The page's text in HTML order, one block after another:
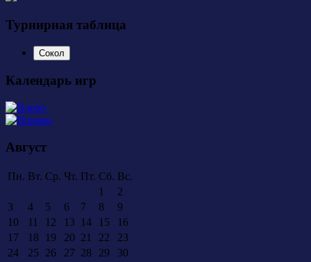
Турнирная таблица
Сокол
Календарь игр
Август
Пн. Вт. Ср. Чт. Пт. Сб. Вс.
1
2
3
4 5 6 7 8
9
10
11 12 13 14 15
16
17
18 19 20 21 22
23
24
25 26 27 28 29
30